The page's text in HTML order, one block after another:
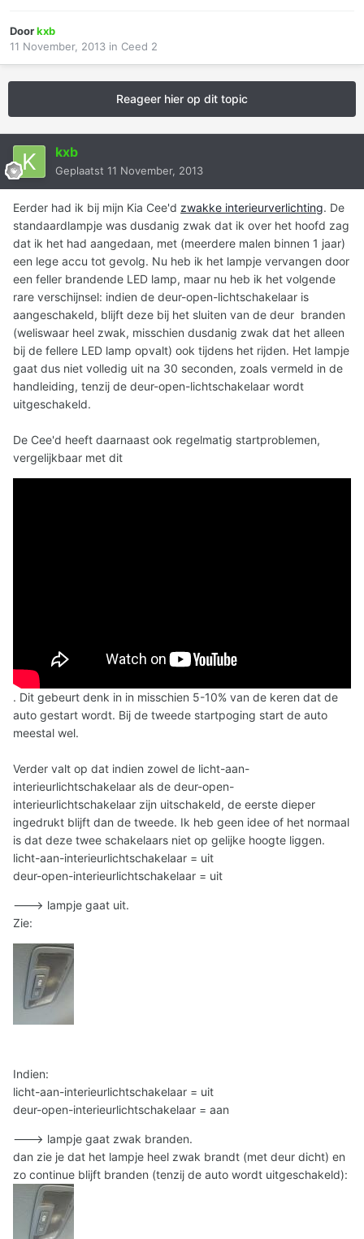
Doorkxb
11 November, 2013 in Ceed 2
Reageer hier op dit topic
kxb
Geplaatst 11 November, 2013
Eerder had ik bij mijn Kia Cee'd zwakke interieurverlichting. De
standaardlampje was dusdanig zwak dat ik over het hoofd zag
dat ik het had aangedaan, met (meerdere malen binnen 1 jaar)
een lege accu tot gevolg. Nu heb ik het lampje vervangen door
een feller brandende LED lamp, maar nu heb ik het volgende
rare verschijnsel: indien de deur-open-lichtschakelaar is
aangeschakeld, blijft deze bij het sluiten van de deur branden
(weliswaar heel zwak, misschien dusdanig zwak dat het alleen
bij de fellere LED lamp opvalt) ook tijdens het rijden. Het lampje
gaat dus niet volledig uit na 30 seconden, zoals vermeld in de
handleiding, tenzij de deur-open-lichtschakelaar wordt
uitgeschakeld.
De Cee'd heeft daarnaast ook regelmatig startproblemen,
vergelijkbaar met dit
. Dit gebeurt denk in in misschien 5-10% van de keren dat de
auto gestart wordt. Bij de tweede startpoging start de auto
meestal wel.
Verder valt op dat indien zowel de licht-aan-
interieurlichtschakelaar als de deur-open-
interieurlichtschakelaar zijn uitschakeld, de eerste dieper
ingedrukt blijft dan de tweede. Ik heb geen idee of het normaal
is dat deze twee schakelaars niet op gelijke hoogte liggen.
licht-aan-interieurlichtschakelaar = uit
deur-open-interieurlichtschakelaar = uit
---> lampje gaat uit.
Zie:
Indien:
licht-aan-interieurlichtschakelaar = uit
deur-open-interieurlichtschakelaar = aan
---> lampje gaat zwak branden.
dan zie je dat het lampje heel zwak brandt (met deur dicht) en
zo continue blijft branden (tenzij de auto wordt uitgeschakeld):